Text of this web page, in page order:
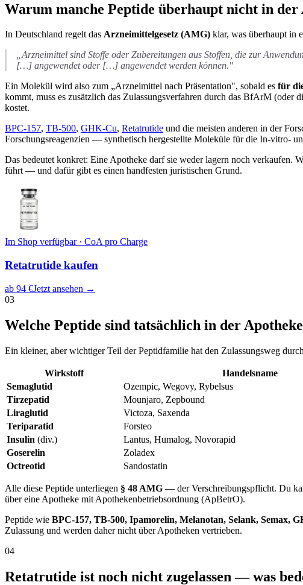
Warum manche Peptide überhaupt nicht in der
In Deutschland regelt das Arzneimittelgesetz (AMG) klar, was überhaupt in
„Arzneimittel sind Stoffe oder Zubereitungen aus Stoffen, die zur
[…] angewendet oder […] angewendet werden können."
Ein Molekül wird also zum „Arzneimittel nach Präsentation", sobald es für
kommt, muss es zusätzlich das Zulassungsverfahren durch das BfArM
kostet.
BPC-157, TB-500, GHK-Cu, Retatrutide und die meisten anderen in der
Forschungsreagenzien — synthetisch hergestellte Moleküle für die In-vitro-
Das bedeutet konkret: Eine Apotheke darf sie weder lagern noch verkaufen.
führt — und dafür gibt es einen handfesten juristischen Grund.
Im Shop verfügbar · CoA pro Charge
Retatrutide kaufen
ab 94 €Jetzt ansehen →
03
Welche Peptide sind tatsächlich in der
Ein kleiner, aber wichtiger Teil der Peptidfamilie hat den Zulassungsweg
Wirkstoff Handelsname
Semaglutid
Ozempic, Wegovy, Rybelsus
Tirzepatid
Mounjaro, Zepbound
Liraglutid
Victoza, Saxenda
Teriparatid
Forsteo
Insulin (div.) Lantus, Humalog, Novorapid
Goserelin
Zoladex
Octreotid
Sandostatin
Alle diese Peptide unterliegen § 48 AMG — der Verschreibungspflicht. Du
über eine Apotheke mit Apothekenbetriebsordnung (ApBetrO).
Peptide wie BPC-157, TB-500, Ipamorelin, Melanotan, Selank, Semax,
Zulassung und werden daher nicht über Apotheken vertrieben.
04
Retatrutide ist noch nicht zugelassen — was